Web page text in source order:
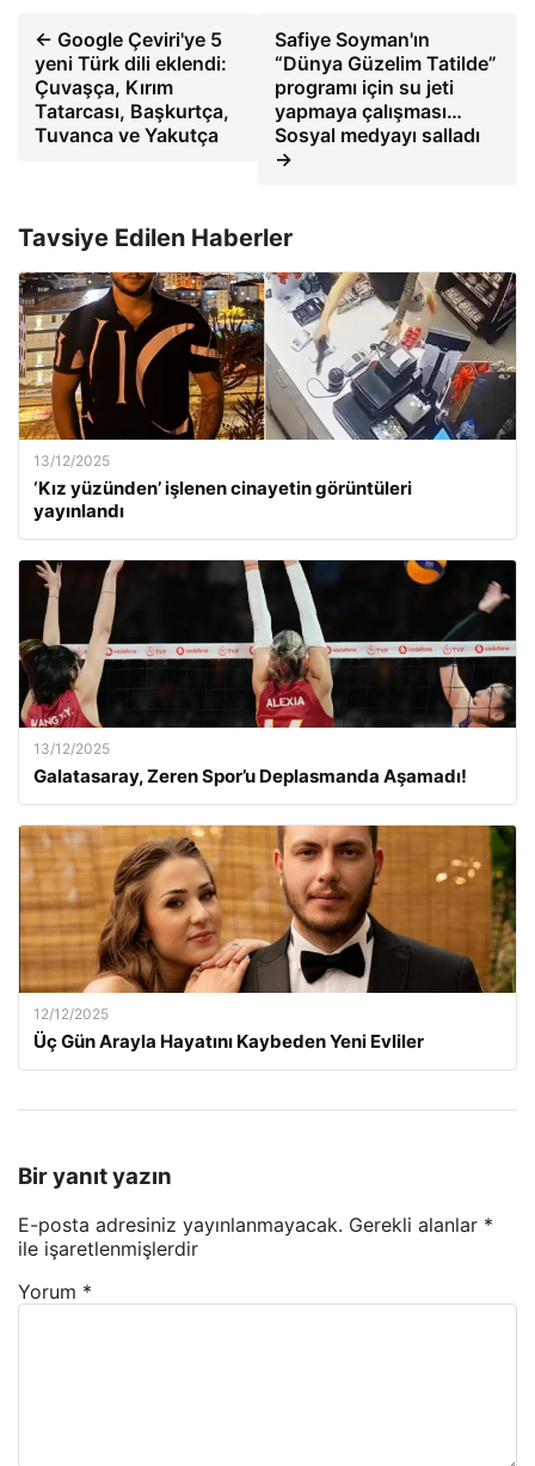
← Google Çeviri'ye 5
yeni Türk dili eklendi:
Çuvaşça, Kırım
Tatarcası, Başkurtça,
Tuvanca ve Yakutça
Safiye Soyman'ın
“Dünya Güzelim Tatilde”
programı için su jeti
yapmaya çalışması…
Sosyal medyayı salladı
→
Tavsiye Edilen Haberler
13/12/2025
‘Kız yüzünden’ işlenen cinayetin görüntüleri
yayınlandı
13/12/2025
Galatasaray, Zeren Spor’u Deplasmanda Aşamadı!
12/12/2025
Üç Gün Arayla Hayatını Kaybeden Yeni Evliler
Bir yanıt yazın
E-posta adresiniz yayınlanmayacak. Gerekli alanlar *
ile işaretlenmişlerdir
Yorum *